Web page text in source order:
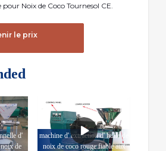
Noix de Coco Tournesol CE.
le prix
d'
de
machine d' extraction d' huile de
noix de coco rouge fiable aux